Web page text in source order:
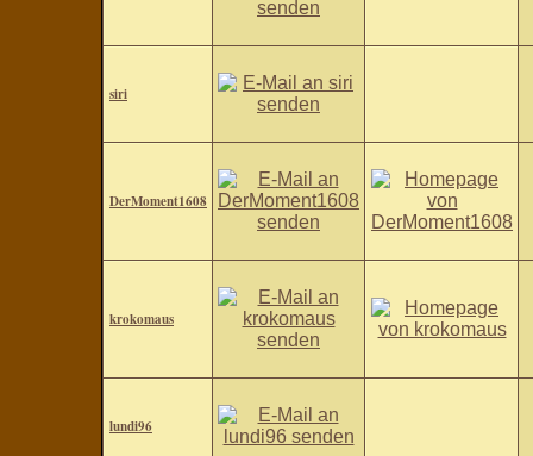
siri
DerMoment1608
krokomaus
lundi96